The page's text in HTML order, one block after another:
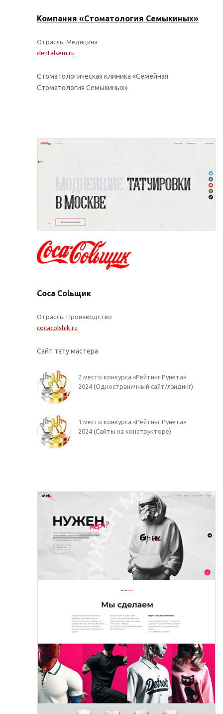
Компания «Стоматология Семыкиных»
Отрасль: Медицина
dentalsem.ru
Стоматологическая клиника «Семейная
Стоматология Семыкиных»
Coca Colьщик
Отрасль: Производство
cocacolshik.ru
Сайт тату мастера
2 место конкурса «Рейтинг Рунета»
2024 (Одностраничный сайт/лэндинг)
1 место конкурса «Рейтинг Рунета»
2024 (Сайты на конструкторе)